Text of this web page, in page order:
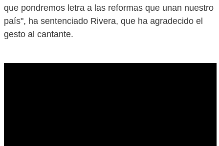
que pondremos letra a las reformas que unan nuestro
país", ha sentenciado Rivera, que ha agradecido el
gesto al cantante.